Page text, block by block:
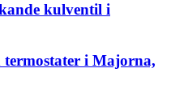
kulventil i
i Majorna,